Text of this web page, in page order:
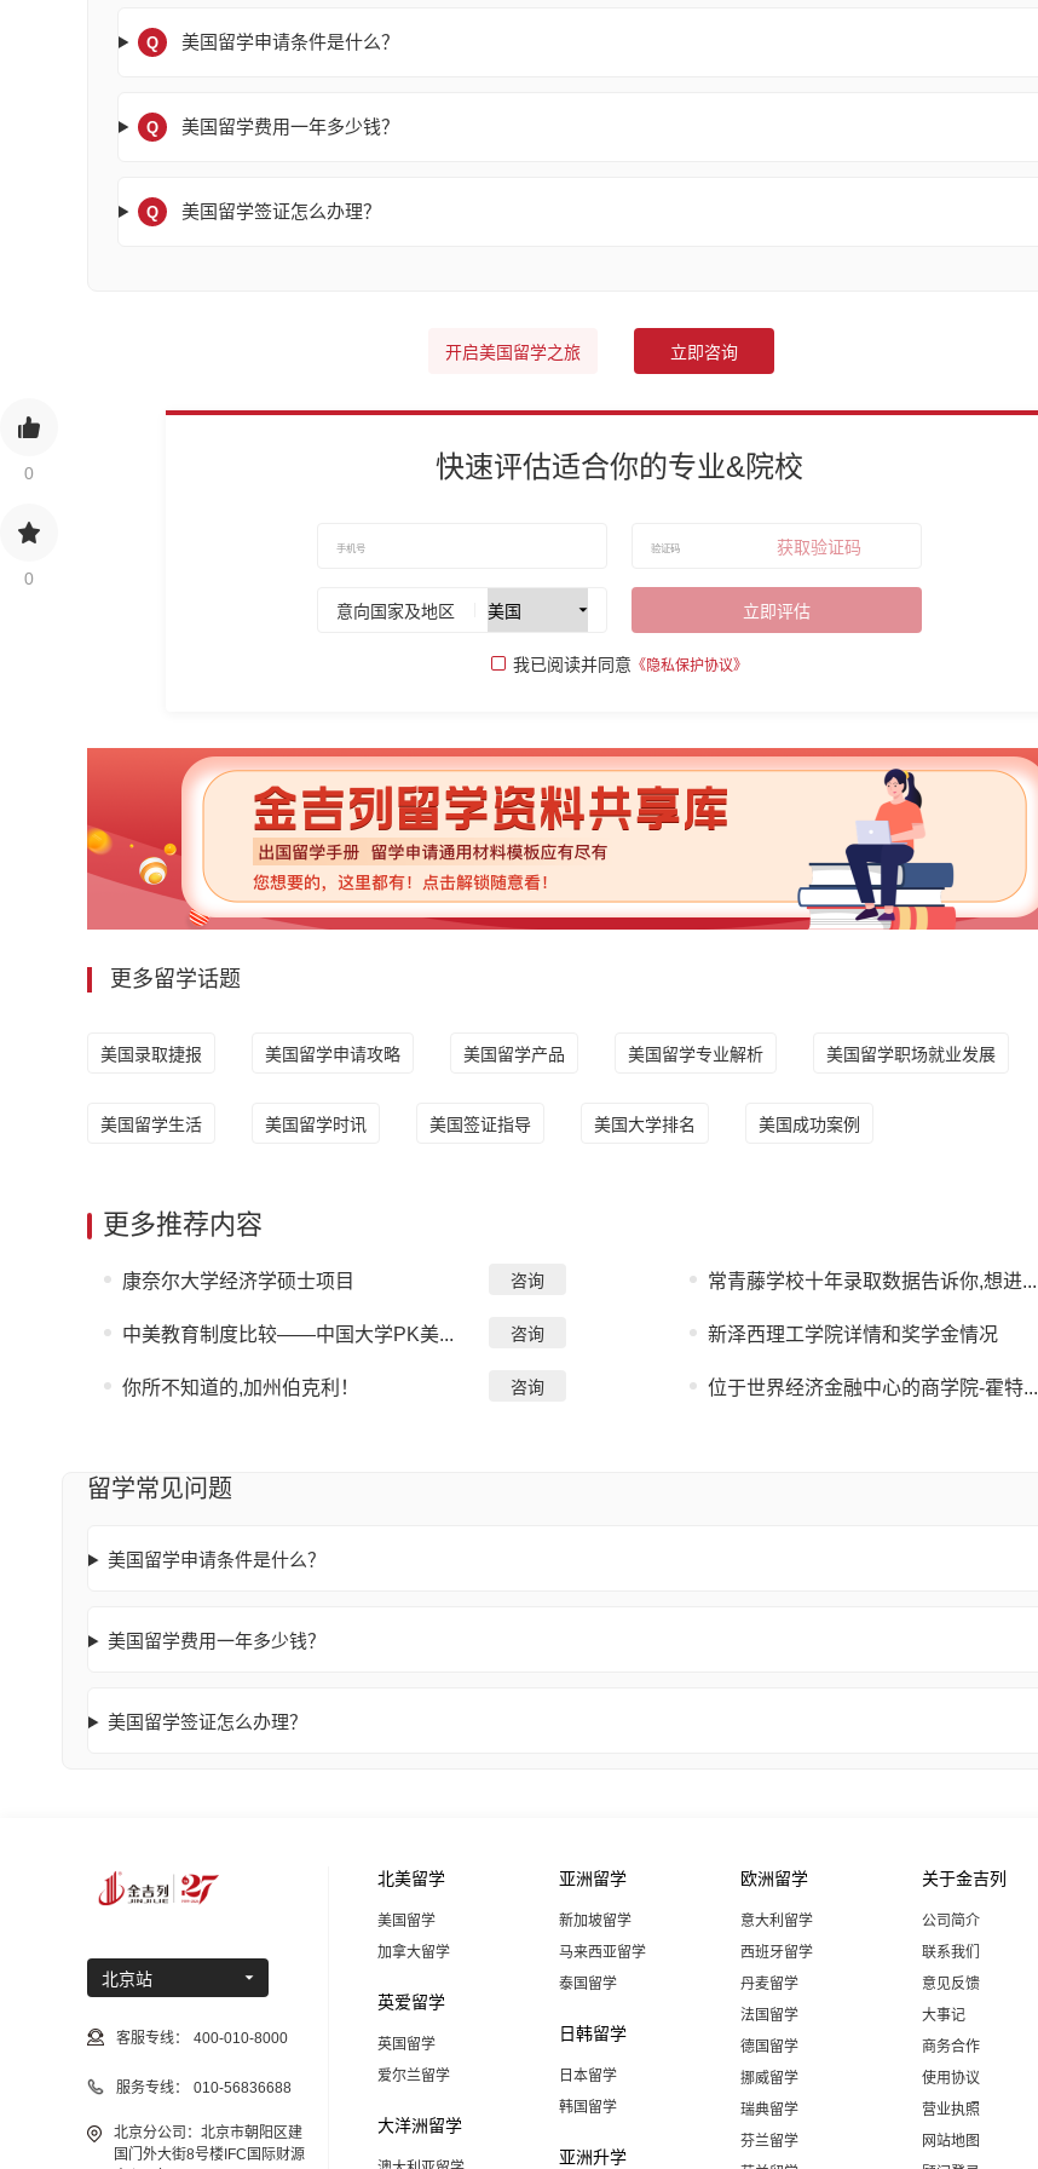
0
0
Q 美国留学申请条件是什么？
Q 美国留学费用一年多少钱？
Q 美国留学签证怎么办理？
开启美国留学之旅 立即咨询
快速评估适合你的专业&院校
获取验证码
意向国家及地区 立即评估
我已阅读并同意 《隐私保护协议》
更多留学话题
美国录取捷报 美国留学申请攻略 美国留学产品 美国留学专业解析 美国留学职场就业发展
美国留学生活 美国留学时讯 美国签证指导 美国大学排名 美国成功案例
更多推荐内容
康奈尔大学经济学硕士项目 咨询 常青藤学校十年录取数据告诉你,想进...
中美教育制度比较——中国大学PK美... 咨询 新泽西理工学院详情和奖学金情况
你所不知道的,加州伯克利！ 咨询 位于世界经济金融中心的商学院-霍特...
留学常见问题
美国留学申请条件是什么？
美国留学费用一年多少钱？
美国留学签证怎么办理？
北京站
客服专线： 400-010-8000
服务专线： 010-56836688
北京分公司：北京市朝阳区建
国门外大街8号楼IFC国际财源
北美留学
美国留学
加拿大留学
英爱留学
英国留学
爱尔兰留学
大洋洲留学
亚洲留学
新加坡留学
马来西亚留学
泰国留学
日韩留学
日本留学
韩国留学
亚洲升学
欧洲留学
意大利留学
西班牙留学
丹麦留学
法国留学
德国留学
挪威留学
瑞典留学
芬兰留学
关于金吉列
公司简介
联系我们
意见反馈
大事记
商务合作
使用协议
营业执照
网站地图